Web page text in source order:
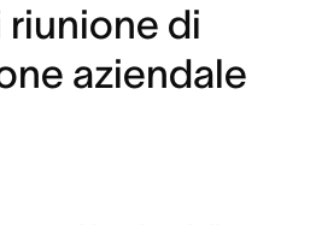
di
aziendale